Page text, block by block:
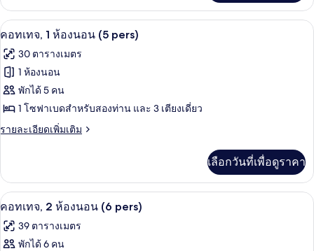
ห้อง
นอน
(4
pers)
เกี่ยว
กับ
คอ
เทจ,
ห้อง
นอน
(4
เปิด
ภาพถ่าย
ทั้งหมด
ของ
คอ
ทเทจ,
นอน
(5
pers)
7
คอทเทจ, 1 ห้องนอน (5 pers)
30 ตารางเมตร
1 ห้องนอน
พักได้ 5 คน
1 โซฟาเบดสำหรับสองท่าน และ 3 เตียงเดี่ยว
รายละเอียดเพิ่มเติม
ราย
เกี่ยว
กับ
คอ
เทจ,
เลือกวันที่เพื่อดูราคา
เปิด
ภาพถ่าย
ทั้งหมด
10
คอทเทจ, 2 ห้องนอน (6 pers)
39 ตารางเมตร
พักได้ 6 คน